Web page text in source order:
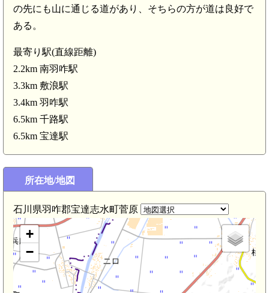
の先にも山に通じる道があり、そちらの方が道は良好で
ある。
最寄り駅(直線距離)
2.2km 南羽咋駅
3.3km 敷浪駅
3.4km 羽咋駅
6.5km 千路駅
6.5km 宝達駅
所在地/地図
石川県羽咋郡宝達志水町菅原
咋駅(3.4km)
+
−